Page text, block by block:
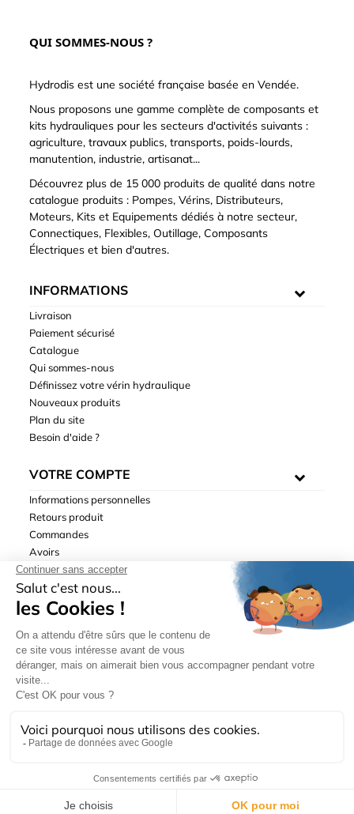
QUI SOMMES-NOUS ?
Hydrodis est une société française basée en Vendée.
Nous proposons une gamme complète de composants et
kits hydrauliques pour les secteurs d'activités suivants :
agriculture, travaux publics, transports, poids-lourds,
manutention, industrie, artisanat...
Découvrez plus de 15 000 produits de qualité dans notre
catalogue produits : Pompes, Vérins, Distributeurs,
Moteurs, Kits et Equipements dédiés à notre secteur,
Connectiques, Flexibles, Outillage, Composants
Électriques et bien d'autres.
INFORMATIONS
Livraison
Paiement sécurisé
Catalogue
Qui sommes-nous
Définissez votre vérin hydraulique
Nouveaux produits
Plan du site
Besoin d'aide ?
VOTRE COMPTE
Informations personnelles
Retours produit
Commandes
Avoirs
Adresses
Bons de réduction
de ventes| © Hydrodis 2003-2026. Tous droits réservés